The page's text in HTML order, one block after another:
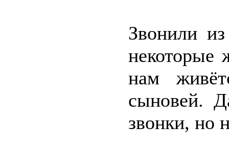
Звонили
некоторые
нам
сыновей.
звонки, но